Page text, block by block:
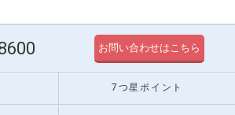
お問い合わせはこちら
7つ星ポイント